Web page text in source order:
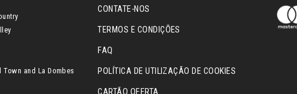
Town and La Dombes
CONTATE-NOS
TERMOS E CONDIÇÕES
FAQ
POLÍTICA DE UTILIZAÇÃO DE COOKIES
CARTÃO OFERTA